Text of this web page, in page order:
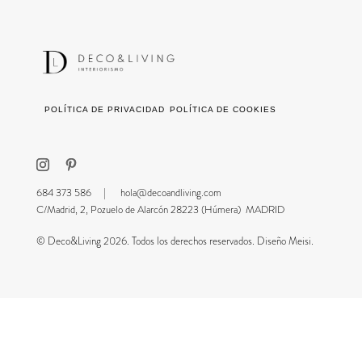
POLÍTICA DE PRIVACIDAD POLÍTICA DE COOKIES
684 373 586 | hola@decoandliving.com
C/Madrid, 2, Pozuelo de Alarcón 28223 (Húmera) MADRID
© Deco&Living 2026. Todos los derechos reservados. Diseño Meisi.